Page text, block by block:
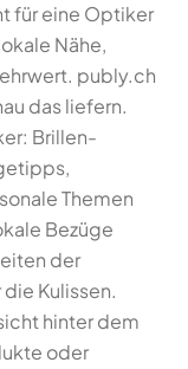
für eine Optiker
Nähe,
publy.ch
das liefern.
Brillen-
Themen
Bezüge
der
Kulissen.
hinter dem
oder